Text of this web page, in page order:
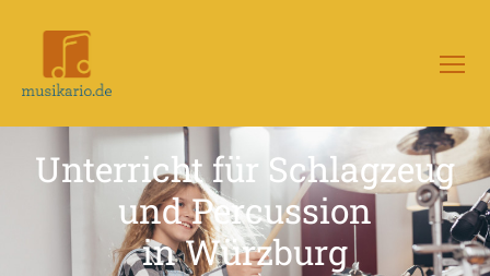
–
Portal
für
Musikunterricht
Unterricht für Schlagzeug
und Percussion
in Würzburg